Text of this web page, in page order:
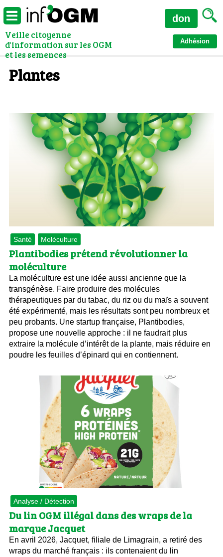
Veille citoyenne
d'information sur les OGM
et les semences
Adhésion
don
Plantes
Santé Moléculture
Plantibodies prétend révolutionner la
moléculture
La moléculture est une idée aussi ancienne que la
transgénèse. Faire produire des molécules
thérapeutiques par du tabac, du riz ou du maïs a souvent
été expérimenté, mais les résultats sont peu nombreux et
peu probants. Une startup française, Plantibodies,
propose une nouvelle approche : il ne faudrait plus
extraire la molécule d’intérêt de la plante, mais réduire en
poudre les feuilles d’épinard qui en contiennent.
Analyse / Détection
Du lin OGM illégal dans des wraps de la
marque Jacquet
En avril 2026, Jacquet, filiale de Limagrain, a retiré des
wraps du marché français : ils contenaient du lin